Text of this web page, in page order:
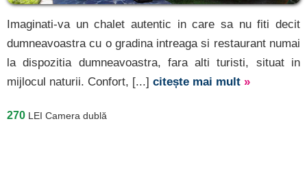
Imaginati-va un chalet autentic in care sa nu fiti decit
dumneavoastra cu o gradina intreaga si restaurant numai
la dispozitia dumneavoastra, fara alti turisti, situat in
mijlocul naturii. Confort, [...] citește mai mult »
270 LEI Camera dublă